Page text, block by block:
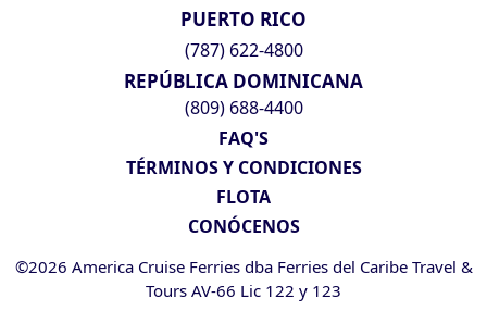
PUERTO RICO
(787) 622-4800
REPÚBLICA DOMINICANA
(809) 688-4400
FAQ'S
TÉRMINOS Y CONDICIONES
FLOTA
CONÓCENOS
©2026 America Cruise Ferries dba Ferries del Caribe Travel &
Tours AV-66 Lic 122 y 123